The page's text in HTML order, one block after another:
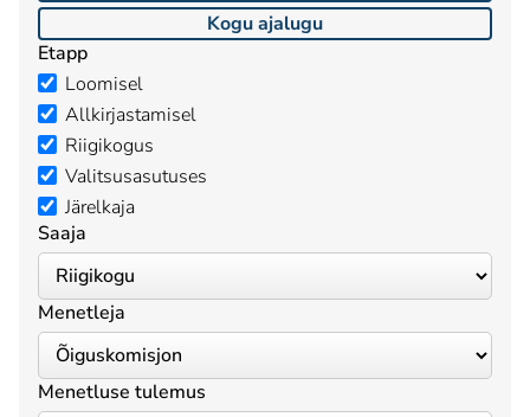
Kogu ajalugu
Etapp
Loomisel
Allkirjastamisel
Riigikogus
Valitsusasutuses
Järelkaja
Saaja
Menetleja
Menetluse tulemus